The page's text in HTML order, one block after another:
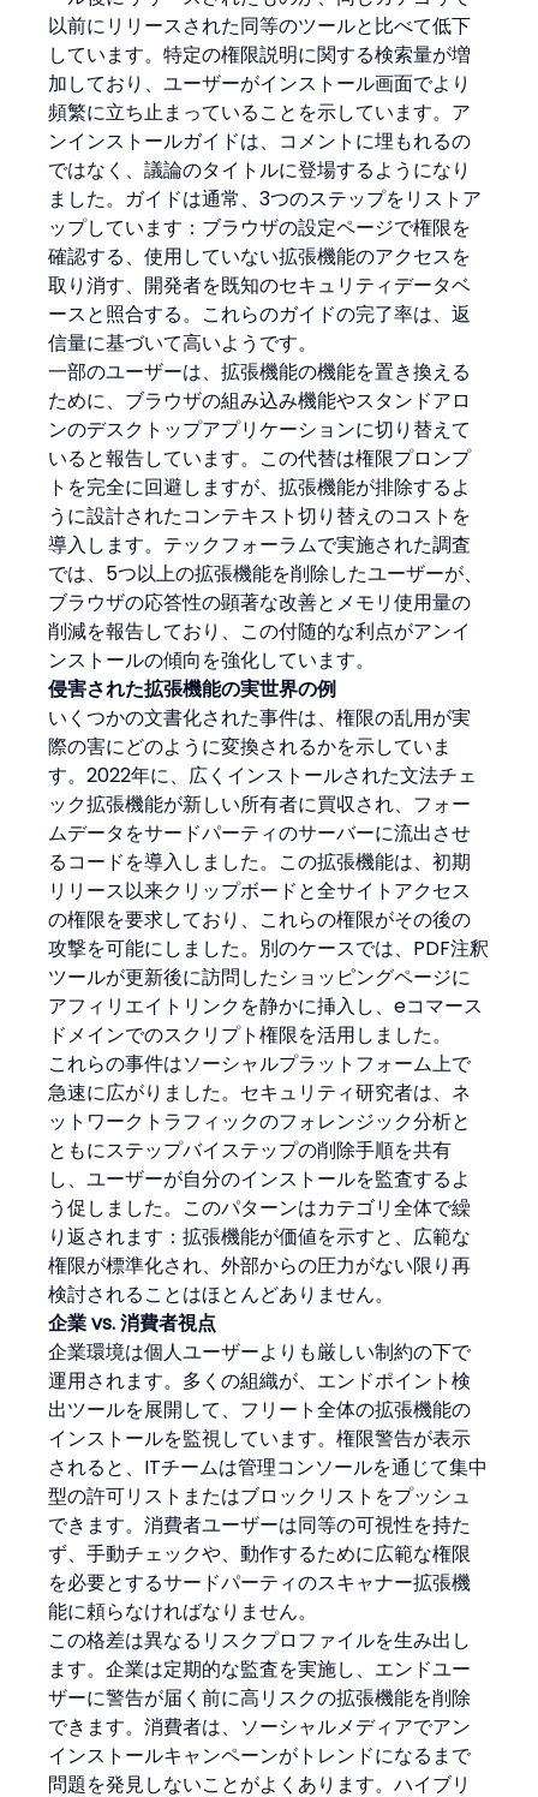
以前にリリースされた同等のツールと比べて低下
しています。特定の権限説明に関する検索量が増
加しており、ユーザーがインストール画面でより
頻繁に立ち止まっていることを示しています。ア
ンインストールガイドは、コメントに埋もれるの
ではなく、議論のタイトルに登場するようになり
ました。ガイドは通常、3つのステップをリストア
ップしています：ブラウザの設定ページで権限を
確認する、使用していない拡張機能のアクセスを
取り消す、開発者を既知のセキュリティデータベ
ースと照合する。これらのガイドの完了率は、返
信量に基づいて高いようです。
一部のユーザーは、拡張機能の機能を置き換える
ために、ブラウザの組み込み機能やスタンドアロ
ンのデスクトップアプリケーションに切り替えて
いると報告しています。この代替は権限プロンプ
トを完全に回避しますが、拡張機能が排除するよ
うに設計されたコンテキスト切り替えのコストを
導入します。テックフォーラムで実施された調査
では、5つ以上の拡張機能を削除したユーザーが、
ブラウザの応答性の顕著な改善とメモリ使用量の
削減を報告しており、この付随的な利点がアンイ
ンストールの傾向を強化しています。
侵害された拡張機能の実世界の例
いくつかの文書化された事件は、権限の乱用が実
際の害にどのように変換されるかを示していま
す。2022年に、広くインストールされた文法チェ
ック拡張機能が新しい所有者に買収され、フォー
ムデータをサードパーティのサーバーに流出させ
るコードを導入しました。この拡張機能は、初期
リリース以来クリップボードと全サイトアクセス
の権限を要求しており、これらの権限がその後の
攻撃を可能にしました。別のケースでは、PDF注釈
ツールが更新後に訪問したショッピングページに
アフィリエイトリンクを静かに挿入し、eコマース
ドメインでのスクリプト権限を活用しました。
これらの事件はソーシャルプラットフォーム上で
急速に広がりました。セキュリティ研究者は、ネ
ットワークトラフィックのフォレンジック分析と
ともにステップバイステップの削除手順を共有
し、ユーザーが自分のインストールを監査するよ
う促しました。このパターンはカテゴリ全体で繰
り返されます：拡張機能が価値を示すと、広範な
権限が標準化され、外部からの圧力がない限り再
検討されることはほとんどありません。
企業 vs. 消費者視点
企業環境は個人ユーザーよりも厳しい制約の下で
運用されます。多くの組織が、エンドポイント検
出ツールを展開して、フリート全体の拡張機能の
インストールを監視しています。権限警告が表示
されると、ITチームは管理コンソールを通じて集中
型の許可リストまたはブロックリストをプッシュ
できます。消費者ユーザーは同等の可視性を持た
ず、手動チェックや、動作するために広範な権限
を必要とするサードパーティのスキャナー拡張機
能に頼らなければなりません。
この格差は異なるリスクプロファイルを生み出し
ます。企業は定期的な監査を実施し、エンドユー
ザーに警告が届く前に高リスクの拡張機能を削除
できます。消費者は、ソーシャルメディアでアン
インストールキャンペーンがトレンドになるまで
問題を発見しないことがよくあります。ハイブリ